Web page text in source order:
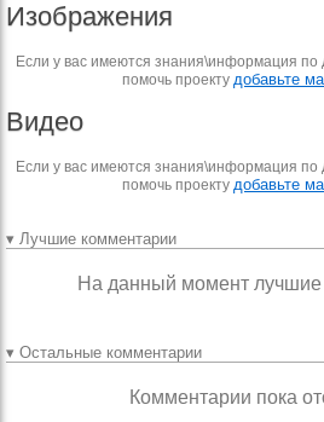
Изображения
Если у вас имеются знания\информация по
помочь проекту добавьте
Видео
Если у вас имеются знания\информация по
помочь проекту добавьте
▾ Лучшие комментарии
На данный момент
▾ Остальные комментарии
Комментарии пока